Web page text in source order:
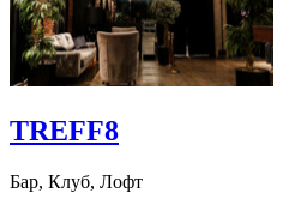
TREFF8
Бар, Клуб, Лофт